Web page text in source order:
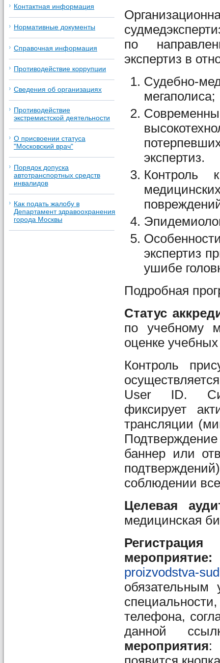
по
экспертиз в
Судебно-
мегаполиса;
экспертиз.
Контроль
экспертиз
ушибе
Подробная
Статус
по учебному
оценке
Контроль
User ID.
фиксирует
трансляции
баннер или
соблюдении
Целевая
медицинская
мероприятие:
proizvodstva-
телефона,
данной
мероприятия:
Контактная информация
Нормативные документы
Справочная информация
Противодействие коррупции
Сведения об организациях
Противодействие
экстремистской деятельности
О присвоении статуса
"Московский врач"
Порядок допуска
автотранспортных средств
инвалидов
Как подать жалобу в
Департамент здравоохранения
города Москвы